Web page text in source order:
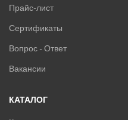
Прайс-лист
Сертификаты
Вопрос - Ответ
Вакансии
КАТАЛОГ